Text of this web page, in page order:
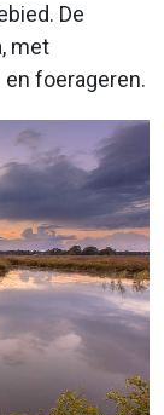
De
met
foerageren.